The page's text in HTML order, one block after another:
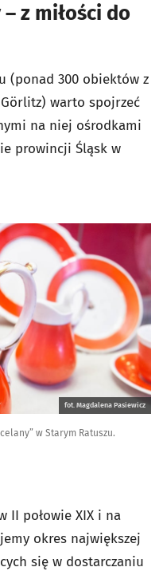
z miłości do
(ponad 300 obiektów z
warto spojrzeć
na niej ośrodkami
prowincji Śląsk w
fot. Magdalena Pasiewicz
w Starym Ratuszu.
II połowie XIX i na
okres największej
się w dostarczaniu